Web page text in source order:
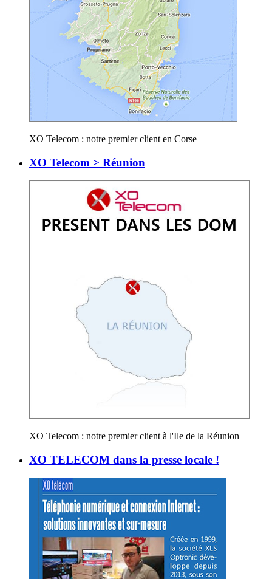
XO Telecom : notre premier client en Corse
XO Telecom > Réunion
XO Telecom : notre premier client à l'Ile de la Réunion
XO TELECOM dans la presse locale !